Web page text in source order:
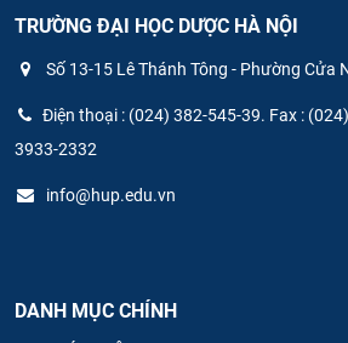
TRƯỜNG ĐẠI HỌC DƯỢC HÀ NỘI
Số 13-15 Lê Thánh Tông - Phường Cửa
Điện thoại : (024) 382-545-39. Fax :
3933-2332
info@hup.edu.vn
DANH MỤC CHÍNH